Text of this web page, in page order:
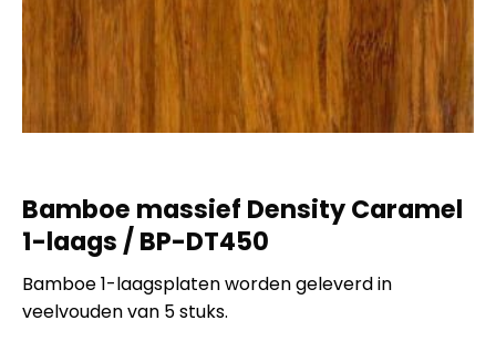
Bamboe massief Density Caramel
1-laags / BP-DT450
Bamboe 1-laagsplaten worden geleverd in
veelvouden van 5 stuks.